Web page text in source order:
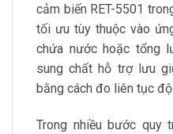
cảm biến RET-5501
tối ưu tùy thuộc vào
chứa nước hoặc tổng
sung chất hỗ trợ lưu
bằng cách đo liên tục
Trong nhiều bước quy